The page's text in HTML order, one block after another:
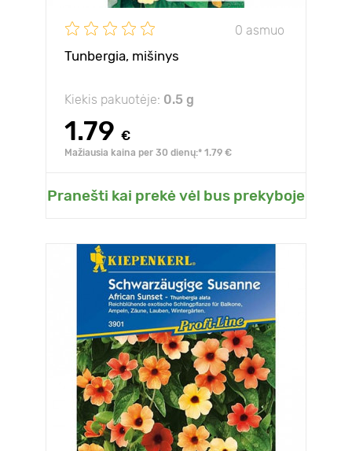
0 asmuo
Tunbergia, mišinys
Kiekis pakuotėje: 0.5 g
1.79 €
Mažiausia kaina per 30 dienų:* 1.79 €
Pranešti kai prekė vėl bus prekyboje